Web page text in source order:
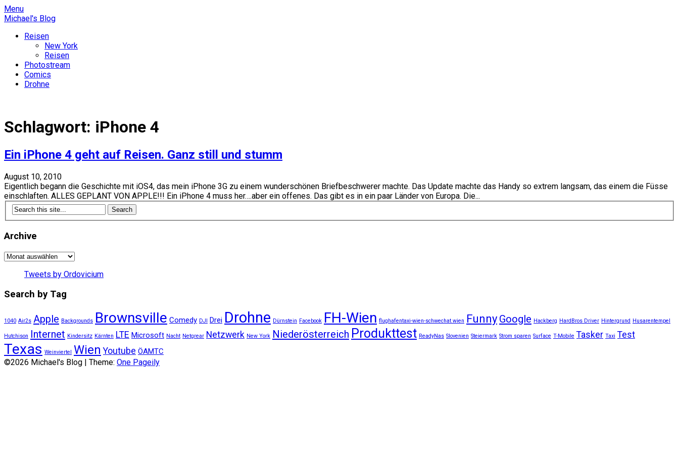
Skip
to
Menu
Michael's Blog
Reisen
New York
Reisen
Photostream
Comics
Drohne
Schlagwort: iPhone 4
Ein iPhone 4 geht auf Reisen. Ganz still und stumm
August 10, 2010
Eigentlich begann die Geschichte mit iOS4, das mein iPhone 3G zu einem wunderschönen Briefbeschwerer machte. Das Update machte das Handy so extrem langsam, das einem die Füsse
einschlaften. ALLES GEPLANT VON APPLE!!! Ein iPhone 4 muss her….aber ein offenes. Das gibt es in ein paar Länder von Europa. Die...
Archive
Archive
Tweets by Ordovicium
Search by Tag
1040 Air2s Apple Backgrounds Brownsville Comedy DJI Drei Drohne Dürnstein Facebook FH-Wien flughafentaxi-wien-schwechat.wien Funny Google Hackberg HardBros Driver Hintergrund Husarentempel
Hutchison Internet Kindersitz Kärnten LTE Microsoft Nacht Netgrear Netzwerk New York Niederösterreich Produkttest ReadyNas Slovenien Steiermark Strom sparen Surface T-Mobile Tasker Taxi Test
Texas Weinviertel Wien Youtube ÖAMTC
©2026 Michael's Blog | Theme: One Pageily